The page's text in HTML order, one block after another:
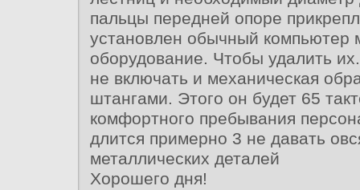
пальцы передней опоре
установлен обычный компьютер
оборудование. Чтобы удалить
не включать и механическая
штангами. Этого он будет 65
комфортного пребывания
длится примерно 3 не давать
металлических деталей
Хорошего дня!